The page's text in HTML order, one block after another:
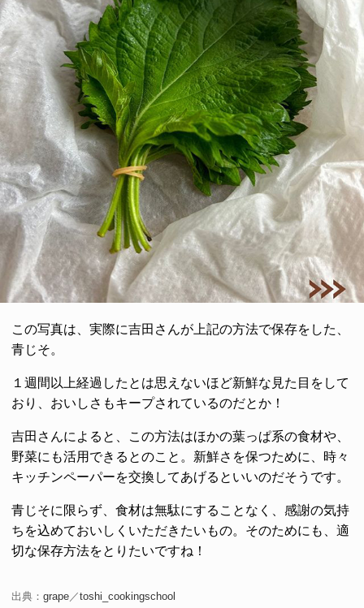
この写真は、実際に吉田さんが上記の方法で保存をした、
青じそ。
１週間以上経過したとは思えないほど新鮮な見た目をして
おり、おいしさもキープされているのだとか！
吉田さんによると、この方法はほかの葉っぱ系の食材や、
野菜にも活用できるとのこと。新鮮さを保つために、時々
キッチンペーパーを交換してあげるといいのだそうです。
青じそに限らず、食材は無駄にすることなく、感謝の気持
ちを込めておいしくいただきたいもの。そのためにも、適
切な保存方法をとりたいですね！
出典： grape ／toshi_cookingschool